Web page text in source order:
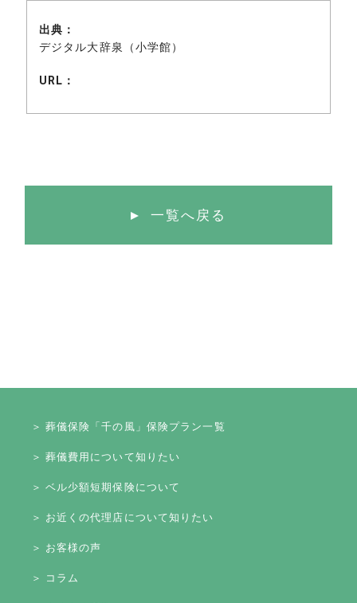
出典：
デジタル大辞泉（小学館）
URL：
一覧へ戻る
＞ 葬儀保険「千の風」保険プラン一覧
＞ 葬儀費用について知りたい
＞ ベル少額短期保険について
＞ お近くの代理店について知りたい
＞ お客様の声
＞ コラム